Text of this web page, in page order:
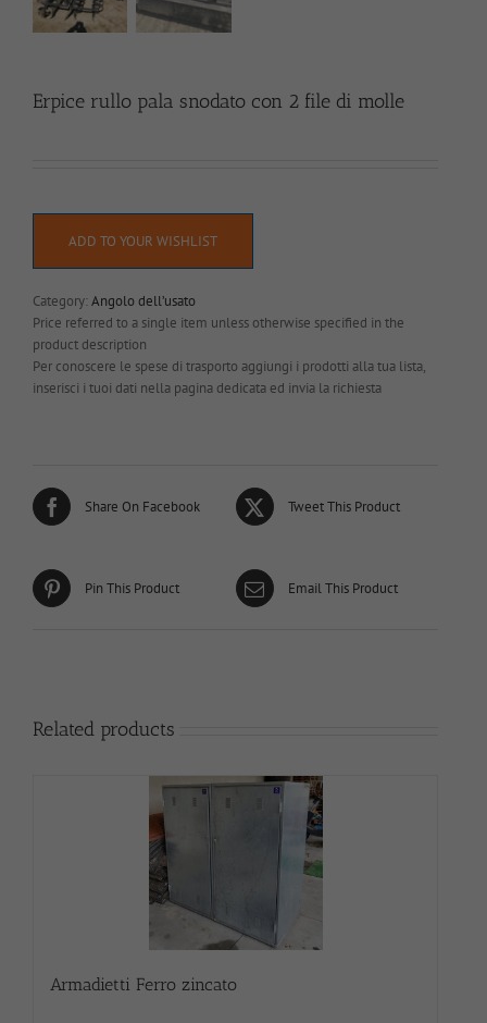
Erpice rullo pala snodato con 2 file di molle
ADD TO YOUR WISHLIST
Category:Angolo dell’usato
Price referred to a single item unless otherwise specified in the
product description
Per conoscere le spese di trasporto aggiungi i prodotti alla tua lista,
inserisci i tuoi dati nella pagina dedicata ed invia la richiesta
Share On Facebook Tweet This Product
Pin This Product Email This Product
Related products
Armadietti Ferro zincato